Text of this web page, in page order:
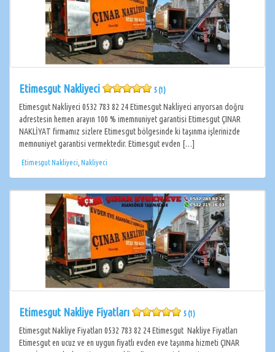
Etimesgut Nakliyeci 5 (1)
Etimesgut Nakliyeci 0532 783 82 24 Etimesgut Nakliyeci arıyorsan doğru
adrestesin hemen arayın 100 % imemnuniyet garantisi Etimesgut ÇINAR
NAKLİYAT firmamız sizlere Etimesgut bölgesinde ki taşınma işlerinizde
memnuniyet garantisi vermektedir. Etimesgut evden […]
Etimesgut Nakliyeci Nakliyeci
Etimesgut Nakliye Fiyatları 5 (1)
Etimesgut Nakliye Fiyatları 0532 783 82 24 Etimesgut Nakliye Fiyatları
Etimesgut en ucuz ve en uygun fiyatlı evden eve taşınma hizmeti ÇINAR